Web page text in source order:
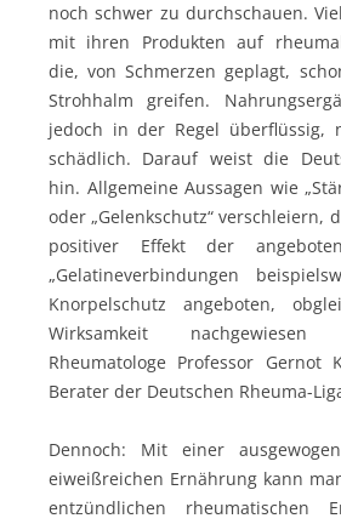
noch schwer zu durchschauen.
mit ihren Produkten auf
die, von Schmerzen geplagt,
Strohhalm greifen.
jedoch in der Regel überflüssig,
schädlich. Darauf weist die
hin. Allgemeine Aussagen wie
oder „Gelenkschutz“ verschleiern,
positiver Effekt der
„Gelatineverbindungen
Knorpelschutz angeboten,
Wirksamkeit
Rheumatologe Professor Gernot
Berater der Deutschen Rheuma-
Dennoch: Mit einer
eiweißreichen Ernährung kann
entzündlichen rheumatischen